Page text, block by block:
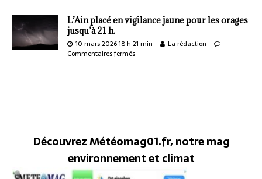
L’Ain placé en vigilance jaune pour les orages
jusqu’à 21 h.
10 mars 2026 18 h 21 min
La rédaction
Commentaires fermés
Découvrez Météomag01.fr, notre mag
environnement et climat